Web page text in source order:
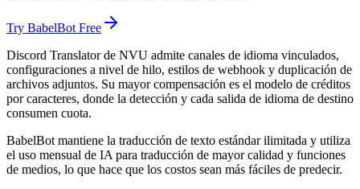
Try BabelBot Free
Discord Translator de NVU admite canales de idioma vinculados,
configuraciones a nivel de hilo, estilos de webhook y duplicación de
archivos adjuntos. Su mayor compensación es el modelo de créditos
por caracteres, donde la detección y cada salida de idioma de destino
consumen cuota.
BabelBot mantiene la traducción de texto estándar ilimitada y utiliza
el uso mensual de IA para traducción de mayor calidad y funciones
de medios, lo que hace que los costos sean más fáciles de predecir.